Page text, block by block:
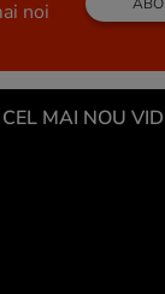
noi
MAI NOU